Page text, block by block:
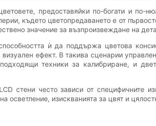
предоставяйки по-богати и
където цветопредаването е от
значение за възпроизвеждане на
ѝ да поддържа цветова
ефект. В такива сценарии
техники за калибриране, и
стени често зависи от специфичните
изискванията за цвят и